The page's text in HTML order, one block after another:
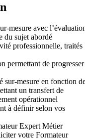
mesure avec
du sujet abordé
professionnelle, traités
permettant de progresser
sur-mesure en fonction
un transfert de
opérationnel
à définir selon vos
Expert Métier
votre Formateur